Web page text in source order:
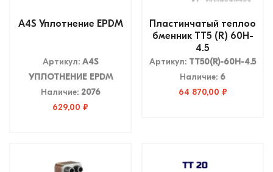
A4S Уплотнение EPDM
Артикул: A4S
УПЛОТНЕНИЕ EPDM
Наличие: 2076
629,00 ₽
Пластинчатый теплоо
бменник ТТ5 (R) 60Н-
4.5
Артикул: ТТ50(R)-60Н-4.5
Наличие: 6
64 870,00 ₽